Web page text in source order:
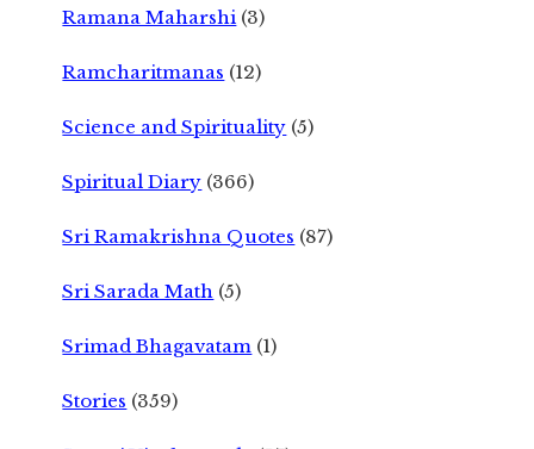
Ramana Maharshi (3)
Ramcharitmanas (12)
Science and Spirituality (5)
Spiritual Diary (366)
Sri Ramakrishna Quotes (87)
Sri Sarada Math (5)
Srimad Bhagavatam (1)
Stories (359)